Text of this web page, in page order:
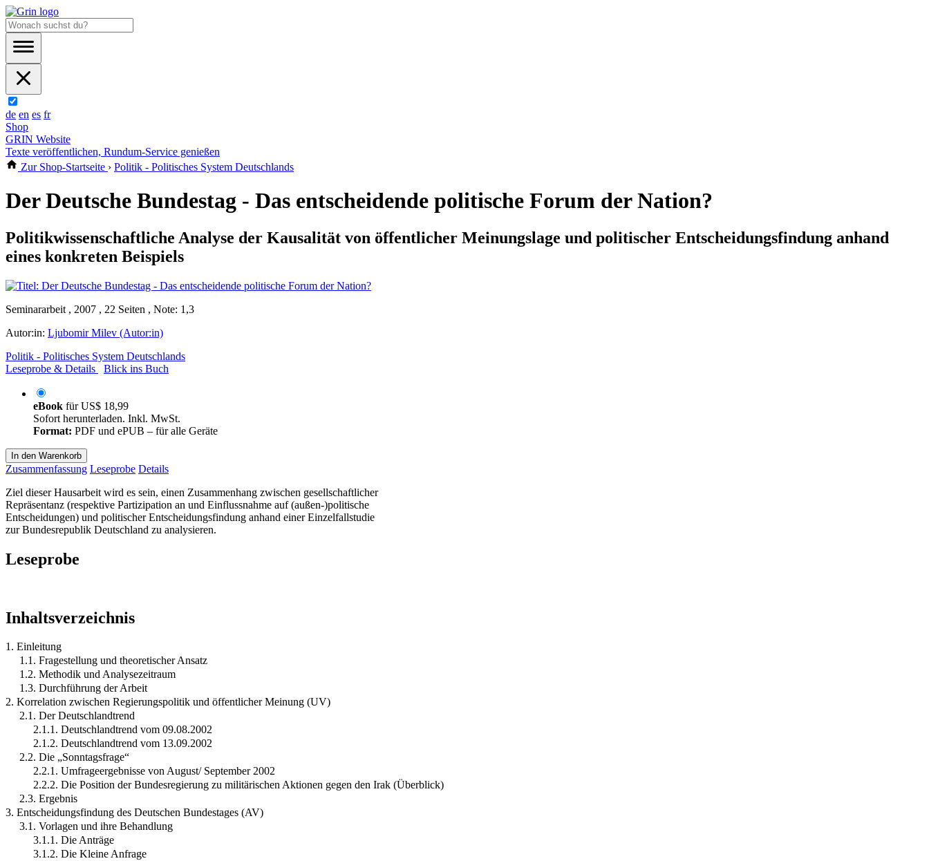
de en es fr
Shop
GRIN Website
Texte veröffentlichen, Rundum-Service genießen
Zur Shop-Startseite › Politik - Politisches System Deutschlands
Der Deutsche Bundestag - Das entscheidende politische Forum der Nation?
Politikwissenschaftliche Analyse der Kausalität von öffentlicher Meinungslage und politischer Entscheidungsfindung anhand
eines konkreten Beispiels
Seminararbeit , 2007 , 22 Seiten , Note: 1,3
Autor:in: Ljubomir Milev (Autor:in)
Politik - Politisches System Deutschlands
Leseprobe & Details
Blick ins Buch
eBook fürUS$ 18,99
Sofort herunterladen. Inkl. MwSt.
Format: PDF und ePUB – für alle Geräte
In den Warenkorb
Zusammenfassung Leseprobe Details
Ziel dieser Hausarbeit wird es sein, einen Zusammenhang zwischen gesellschaftlicher
Repräsentanz (respektive Partizipation an und Einflussnahme auf (außen-)politische
Entscheidungen) und politischer Entscheidungsfindung anhand einer Einzelfallstudie
zur Bundesrepublik Deutschland zu analysieren.
Leseprobe
Inhaltsverzeichnis
1. Einleitung
1.1. Fragestellung und theoretischer Ansatz
1.2. Methodik und Analysezeitraum
1.3. Durchführung der Arbeit
2. Korrelation zwischen Regierungspolitik und öffentlicher Meinung (UV)
2.1. Der Deutschlandtrend
2.1.1. Deutschlandtrend vom 09.08.2002
2.1.2. Deutschlandtrend vom 13.09.2002
2.2. Die „Sonntagsfrage“
2.2.1. Umfrageergebnisse von August/ September 2002
2.2.2. Die Position der Bundesregierung zu militärischen Aktionen gegen den Irak (Überblick)
2.3. Ergebnis
3. Entscheidungsfindung des Deutschen Bundestages (AV)
3.1. Vorlagen und ihre Behandlung
3.1.1. Die Anträge
3.1.2. Die Kleine Anfrage